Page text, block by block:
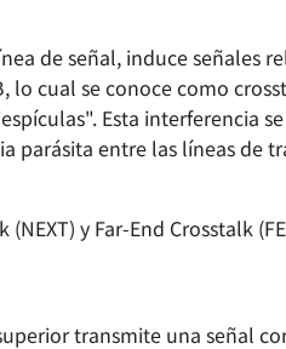
de señal, induce señales
lo cual se conoce como
Esta interferencia
parásita entre las líneas de
y Far-End Crosstalk
transmite una señal